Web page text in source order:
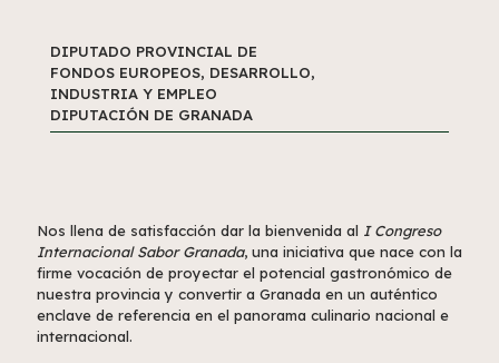
DIPUTADO PROVINCIAL DE
FONDOS EUROPEOS, DESARROLLO,
INDUSTRIA Y EMPLEO
DIPUTACIÓN DE GRANADA
Nos llena de satisfacción dar la bienvenida al I Congreso
Internacional Sabor Granada, una iniciativa que nace con la
firme vocación de proyectar el potencial gastronómico de
nuestra provincia y convertir a Granada en un auténtico
enclave de referencia en el panorama culinario nacional e
internacional.